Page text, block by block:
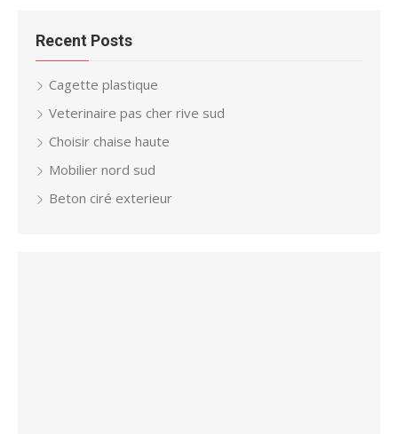
Recent Posts
Cagette plastique
Veterinaire pas cher rive sud
Choisir chaise haute
Mobilier nord sud
Beton ciré exterieur